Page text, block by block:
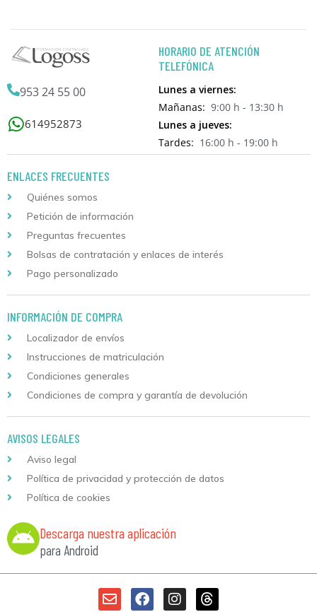
953 24 55 00
614952873
HORARIO DE ATENCIÓN
TELEFÓNICA
Lunes a viernes:
Mañanas: 9:00 h - 13:30 h
Lunes a jueves:
Tardes: 16:00 h - 19:00 h
ENLACES FRECUENTES
Quiénes somos
Petición de información
Preguntas frecuentes
Bolsas de contratación y enlaces de interés
Pago personalizado
INFORMACIÓN DE COMPRA
Localizador de envíos
Instrucciones de matriculación
Condiciones generales
Condiciones de compra y garantía de devolución
AVISOS LEGALES
Aviso legal
Política de privacidad y protección de datos
Política de cookies
Descarga nuestra aplicación
para Android